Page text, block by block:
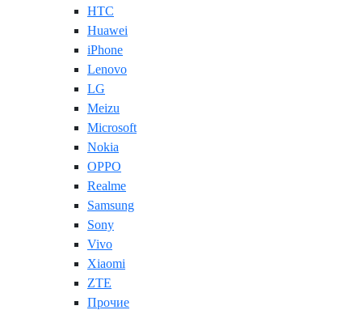
HTC
Huawei
iPhone
Lenovo
LG
Meizu
Microsoft
Nokia
OPPO
Realme
Samsung
Sony
Vivo
Xiaomi
ZTE
Прочие